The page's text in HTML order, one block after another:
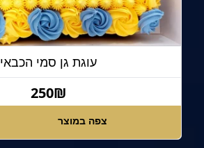
עוגת גן סמי הכבאי
250₪
צפה במוצר